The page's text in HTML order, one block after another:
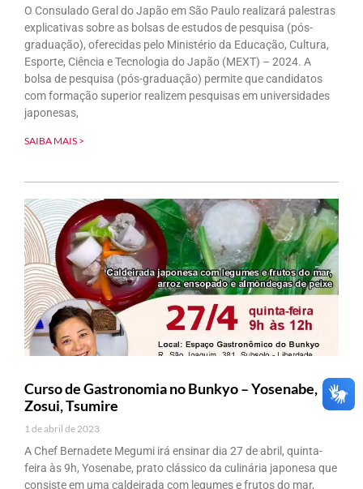
O Consulado Geral do Japão em São Paulo realizará palestras
explicativas sobre as bolsas de estudos de pesquisa (pós-
graduação), oferecidas pelo Ministério da Educação, Cultura,
Esporte, Ciência e Tecnologia do Japão (MEXT) – 2024. A
bolsa de pesquisa (pós-graduação) permite que candidatos
com formação superior realizem pesquisas em universidades
japonesas,
SAIBA MAIS >
Curso de Gastronomia no Bunkyo – Yosenabe,
Zosui, Tsumire
1 de abril de 2023
A Chef Bernadete Megumi irá ensinar dia 27 de abril, quinta-
feira às 9h, Yosenabe, prato clássico da culinária japonesa que
consiste em uma caldeirada com legumes e frutos do mar,